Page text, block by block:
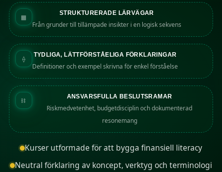
▦ STRUKTURERADE LÄRVÄGAR
Från grunder till tillämpade insikter i en logisk sekvens
⟠ TYDLIGA, LÄTTFÖRSTÅELIGA FÖRKLARINGAR
Definitioner och exempel skrivna för enkel förståelse
⛓ ANSVARSFULLA BESLUTSRAMAR
Riskmedvetenhet, budgetdisciplin och dokumenterad
resonemang
Kurser utformade för att bygga finansiell literacy
Neutral förklaring av koncept, verktyg och terminologi